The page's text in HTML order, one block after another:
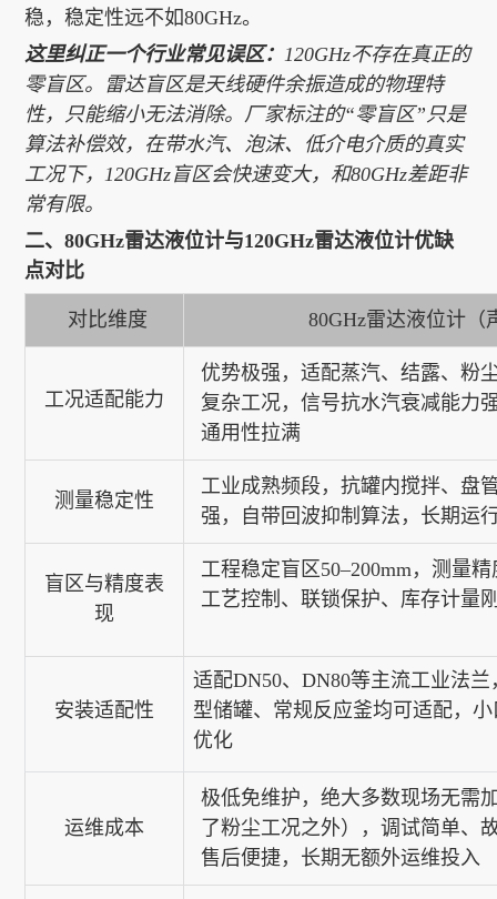
稳，稳定性远不如80GHz。
这里纠正一个行业常见误区： 120GHz不存在真正的
零盲区。雷达盲区是天线硬件余振造成的物理特
性，只能缩小无法消除。厂家标注的“零盲区”只是
算法补偿效，在带水汽、泡沫、低介电介质的真实
工况下，120GHz盲区会快速变大，和80GHz差距非
常有限。
二、80GHz雷达液位计与120GHz雷达液位计优缺
点对比
对比维度 80GHz雷达液位计（
工况适配能力
优势极强 ，适配蒸汽、结露、粉
复杂工况，信号抗水汽衰减能力
通用性拉满
测量稳定性
工业成熟频段，抗罐内搅拌、盘
强，自带回波抑制算法，长期运
盲区与精度表
现
工程稳定盲区50–200mm，测量
工艺控制、联锁保护、库存计量
安装适配性
适配DN50、DN80等主流工业法
型储罐、常规反应釜均可适配，
优化
运维成本
极低免维护 ，绝大多数现场无需
了粉尘工况之外），调试简单、
售后便捷，长期无额外运维投入